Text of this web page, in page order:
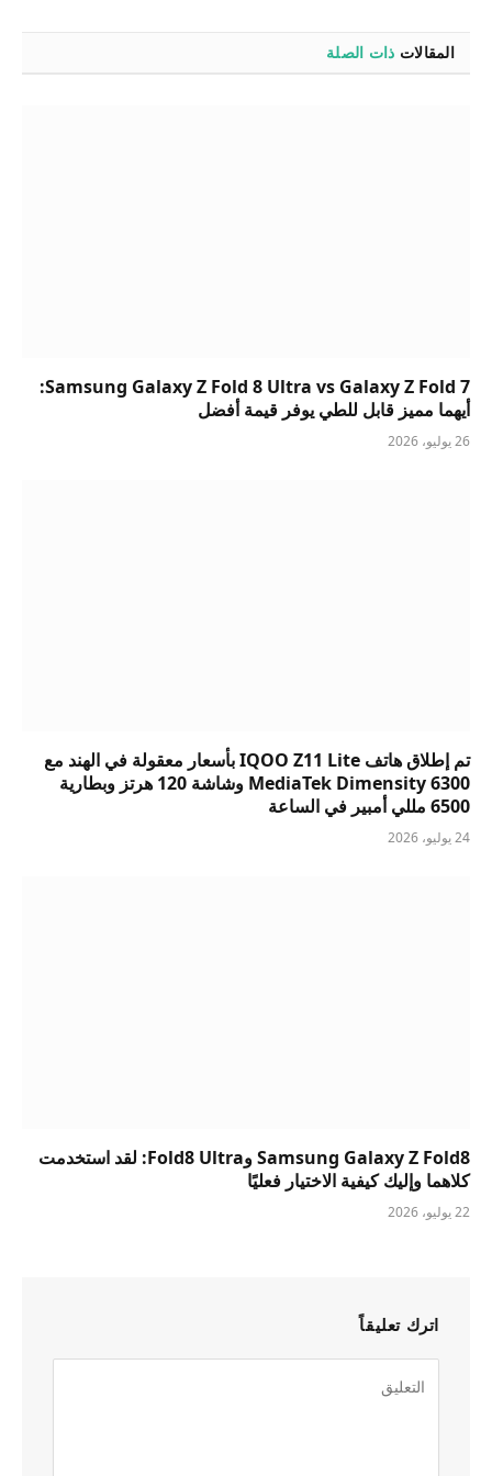
المقالات ذات الصلة
Samsung Galaxy Z Fold 8 Ultra vs Galaxy Z Fold 7:
أيهما مميز قابل للطي يوفر قيمة أفضل
26 يوليو، 2026
تم إطلاق هاتف IQOO Z11 Lite بأسعار معقولة في الهند مع
MediaTek Dimensity 6300 وشاشة 120 هرتز وبطارية
6500 مللي أمبير في الساعة
24 يوليو، 2026
Samsung Galaxy Z Fold8 وFold8 Ultra: لقد استخدمت
كلاهما وإليك كيفية الاختيار فعليًا
22 يوليو، 2026
اترك تعليقاً